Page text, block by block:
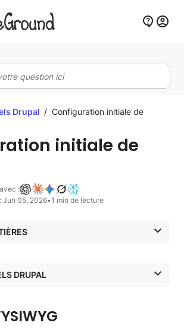
Drupal / Configuration initiale de
initiale de
:
Jun 05, 2026•1 min de lecture
DRUPAL